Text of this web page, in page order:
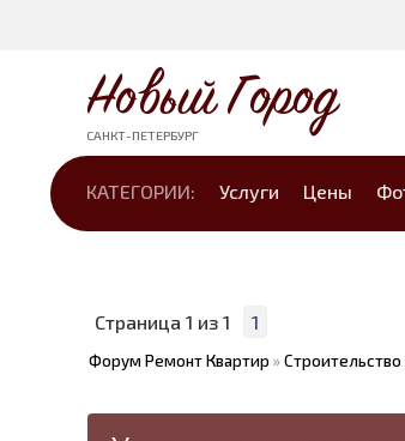
Новый Город
САНКТ-ПЕТЕРБУРГ
КАТЕГОРИИ: Услуги Цены
Страница 1 из 1 1
Форум Ремонт Квартир »